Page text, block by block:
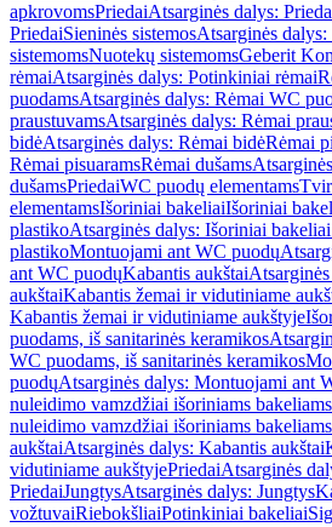
apkrovomsPriedaiAtsarginės dalys:
PriedaiSieninės sistemosAtsarginės dalys:
sistemomsNuotekų sistemomsGeberit
rėmaiAtsarginės dalys: Potinkiniai rėmai
puodamsAtsarginės dalys: Rėmai WC
praustuvamsAtsarginės dalys: Rėmai
bidėAtsarginės dalys: Rėmai bidėRėmai
Rėmai pisuaramsRėmai dušams
dušamsPriedaiWC puodų elementams
elementamsIšoriniai bakeliaiIšoriniai
plastikoAtsarginės dalys: Išoriniai
plastikoMontuojami ant WC puodų
ant WC puodųKabantis aukštai
aukštaiKabantis žemai ir vidutiniame
Kabantis žemai ir vidutiniame aukštyje
puodams, iš sanitarinės keramikos
WC puodams, iš sanitarinės keramikos
puodųAtsarginės dalys: Montuojami ant
nuleidimo vamzdžiai išoriniams bakeliams
nuleidimo vamzdžiai išoriniams bakeliams
aukštaiAtsarginės dalys: Kabantis aukštai
vidutiniame aukštyjePriedaiAtsarginės
PriedaiJungtysAtsarginės dalys: Jungtys
vožtuvaiRiebokšliaiPotinkiniai bakeliai